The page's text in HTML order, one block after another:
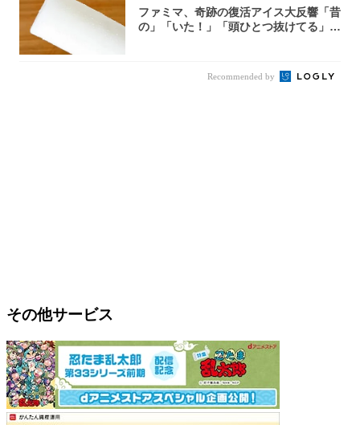
ファミマ、奇跡の復活アイス大反響「昔
の」「いた！」「頭ひとつ抜けてる」
Recommended by
その他サービス